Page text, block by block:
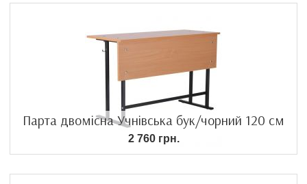
Парта двомісна Учнівська бук/чорний 120 см
2 760 грн.